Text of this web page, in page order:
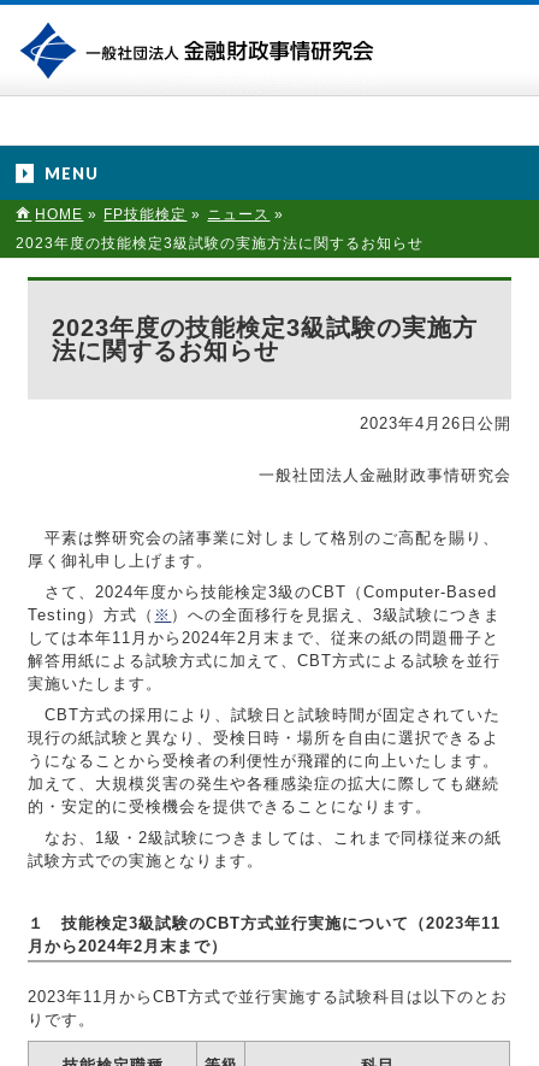
MENU
HOME » FP技能検定 » ニュース »
2023年度の技能検定3級試験の実施方法に関するお知らせ
2023年度の技能検定3級試験の実施方
法に関するお知らせ
2023年4月26日公開
一般社団法人金融財政事情研究会
平素は弊研究会の諸事業に対しまして格別のご高配を賜り、
厚く御礼申し上げます。
さて、2024年度から技能検定3級のCBT（Computer-Based
Testing）方式（ ※ ）への全面移行を見据え、3級試験につきま
しては本年11月から2024年2月末まで、従来の紙の問題冊子と
解答用紙による試験方式に加えて、CBT方式による試験を並行
実施いたします。
CBT方式の採用により、試験日と試験時間が固定されていた
現行の紙試験と異なり、受検日時・場所を自由に選択できるよ
うになることから受検者の利便性が飛躍的に向上いたします。
加えて、大規模災害の発生や各種感染症の拡大に際しても継続
的・安定的に受検機会を提供できることになります。
なお、1級・2級試験につきましては、これまで同様従来の紙
試験方式での実施となります。
１ 技能検定3級試験のCBT方式並行実施について（2023年11
月から2024年2月末まで）
2023年11月からCBT方式で並行実施する試験科目は以下のとお
りです。